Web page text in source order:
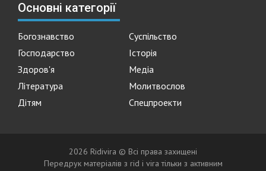
Основні категорії
Богознавство
Суспільство
Господарство
Історія
Здоров'я
Медіа
Література
Молитвослов
Дітям
Спецпроекти
2026 Ridivira © Всі права захищені
Передрук матеріалів з rid i vira тільки з активним